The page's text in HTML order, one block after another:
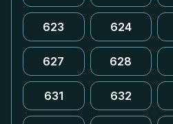
623 624
627 628
631 632